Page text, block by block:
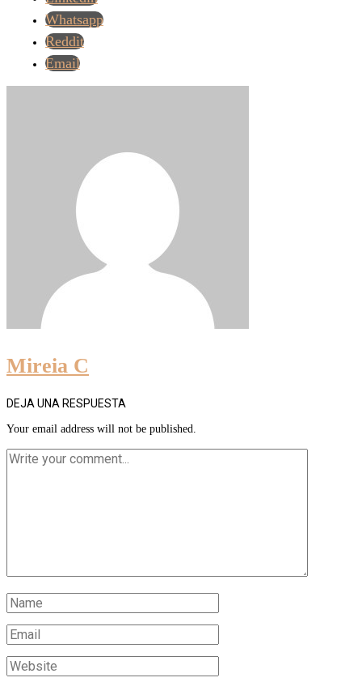
Whatsapp
Reddit
Email
Mireia C
DEJA UNA RESPUESTA
Your email address will not be published.